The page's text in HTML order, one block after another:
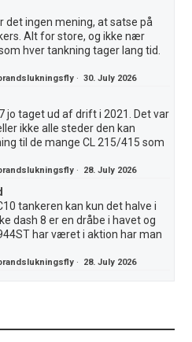
det ingen mening, at satse på
Alt for store, og ikke nær
hver tankning tager lang tid.
·30. July 2026
jo taget ud af drift i 2021. Det var
ikke alle steder den kan
til de mange CL 215/415 som
· 28. July 2026
tankeren kan kun det halve i
dash 8 er en dråbe i havet og
har været i aktion har man
· 28. July 2026